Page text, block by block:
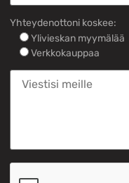
Yhteydenottoni koskee:
Ylivieskan myymälää
Verkkokauppaa